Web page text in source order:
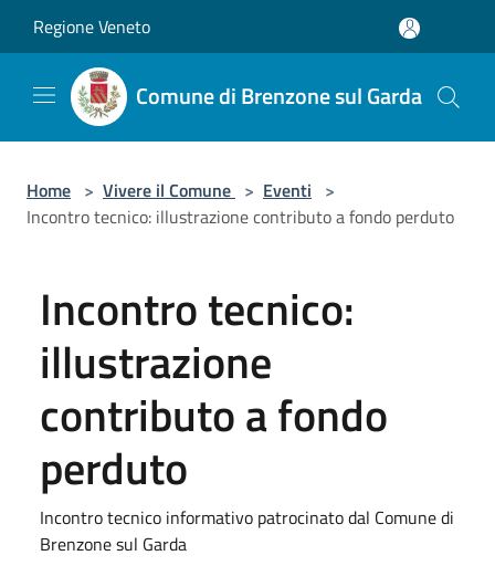
Regione Veneto
Comune di Brenzone sul Garda
Home > Vivere il Comune > Eventi >
Incontro tecnico: illustrazione contributo a fondo perduto
Incontro tecnico:
illustrazione
contributo a fondo
perduto
Incontro tecnico informativo patrocinato dal Comune di
Brenzone sul Garda